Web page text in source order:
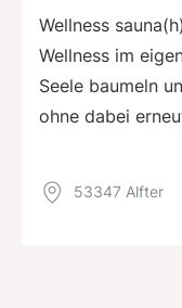
Wellness
Wellness im
Seele baumeln
ohne dabei
53347 Alfter